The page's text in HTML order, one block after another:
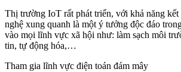
Thị trường IoT rất phát triển, với khả năng
nghệ xung quanh là một ý tưởng độc đáo
vào mọi lĩnh vực xã hội như: làm sạch môi
tin, tự động hóa,…
Tham gia lĩnh vực điện toán đám mây